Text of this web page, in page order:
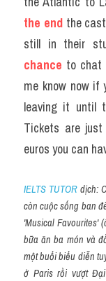
the end the cast
chance to chat
me know now if
leaving it until
Tickets are just
euros you can
IELTS TUTOR dịch:
còn cuộc sống ban
'Musical Favourites'
bữa ăn ba món và
một buổi biểu diễn
ở Paris rồi vượt